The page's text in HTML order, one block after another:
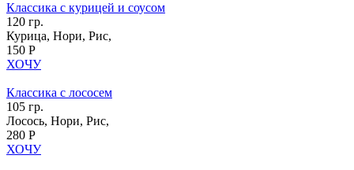
Классика с курицей и соусом
120 гр.
Курица, Нори, Рис,
150 Р
ХОЧУ
Классика с лососем
105 гр.
Лосось, Нори, Рис,
280 Р
ХОЧУ